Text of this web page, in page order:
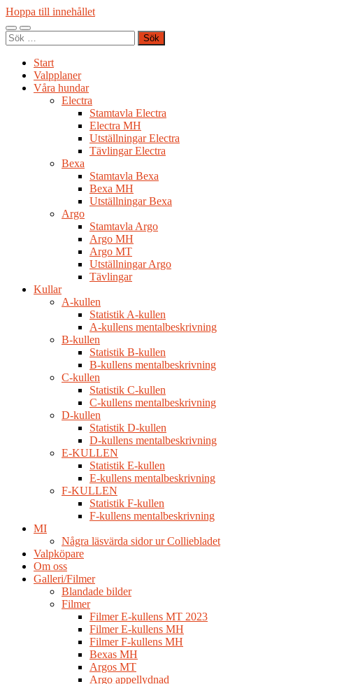
Hoppa till innehållet
Slå
på/av
Slå
på/av
Sök
efter:
Start
Valpplaner
Våra hundar
Electra
Stamtavla Electra
Electra MH
Utställningar Electra
Tävlingar Electra
Bexa
Stamtavla Bexa
Bexa MH
Utställningar Bexa
Argo
Stamtavla Argo
Argo MH
Argo MT
Utställningar Argo
Tävlingar
Kullar
A-kullen
Statistik A-kullen
A-kullens mentalbeskrivning
B-kullen
Statistik B-kullen
B-kullens mentalbeskrivning
C-kullen
Statistik C-kullen
C-kullens mentalbeskrivning
D-kullen
Statistik D-kullen
D-kullens mentalbeskrivning
E-KULLEN
Statistik E-kullen
E-kullens mentalbeskrivning
F-KULLEN
Statistik F-kullen
F-kullens mentalbeskrivning
MI
Några läsvärda sidor ur Colliebladet
Valpköpare
Om oss
Galleri/Filmer
Blandade bilder
Filmer
Filmer E-kullens MT 2023
Filmer E-kullens MH
Filmer F-kullens MH
Bexas MH
Argos MT
Argo appellydnad